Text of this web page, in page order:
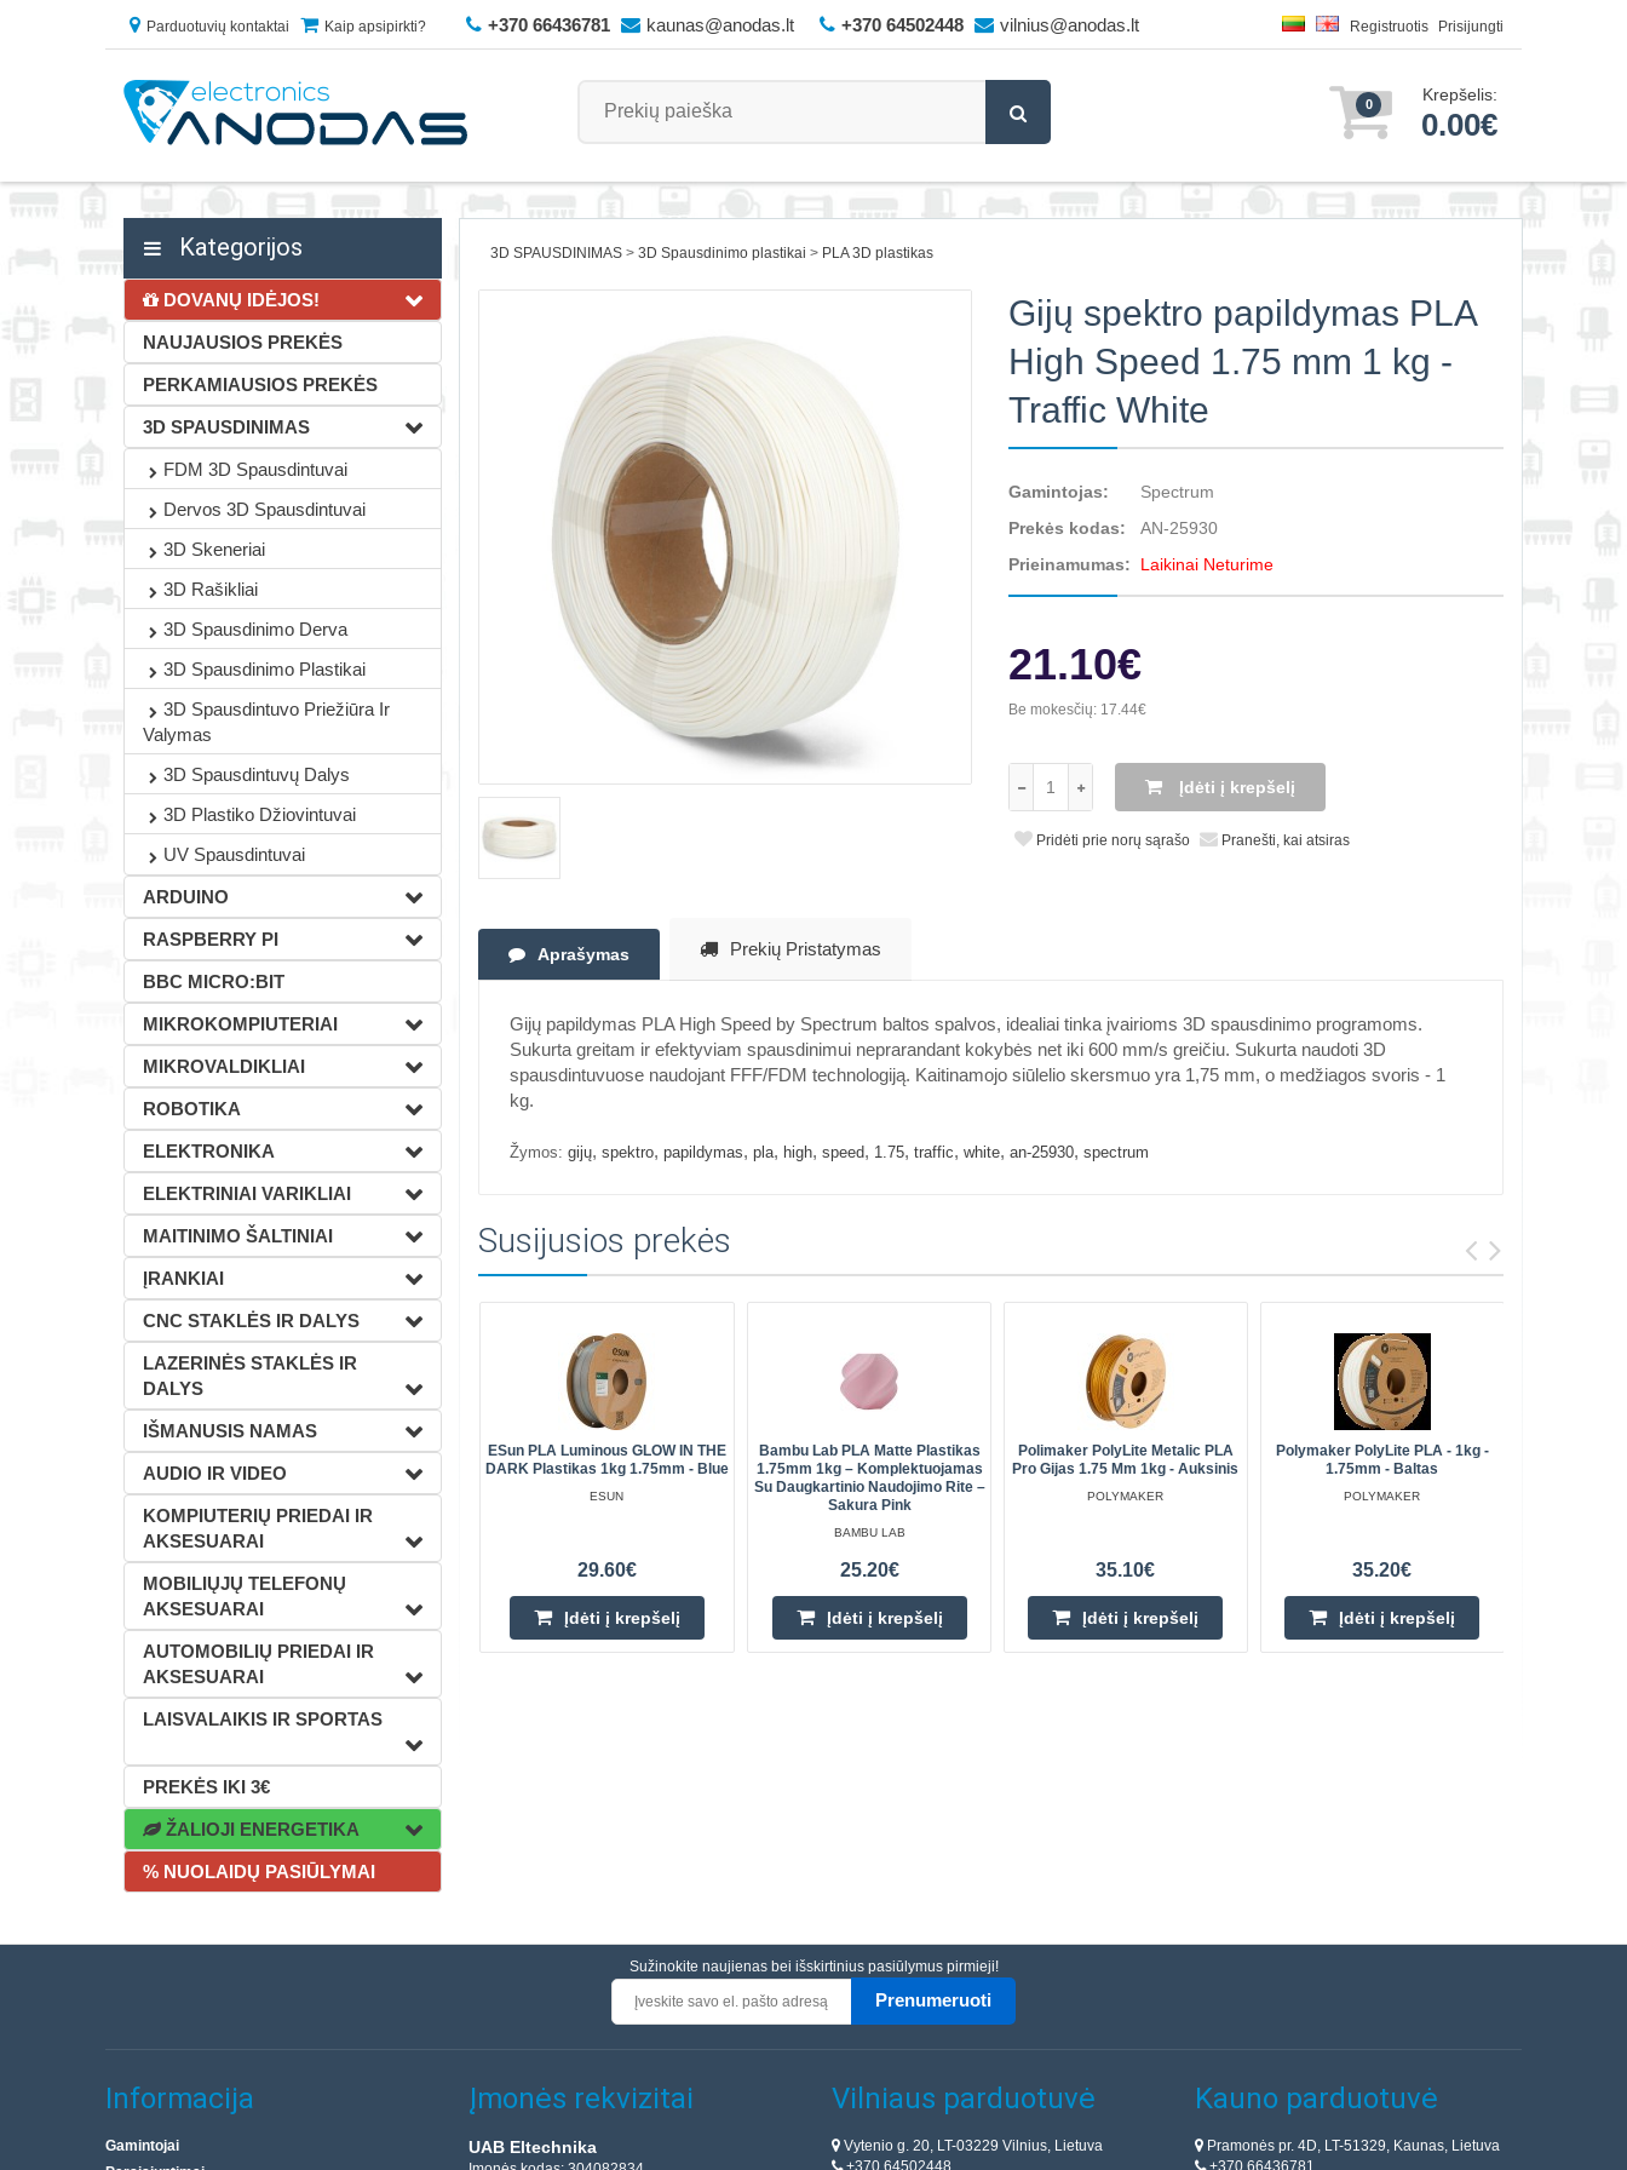
Parduotuvių kontaktai Kaip apsipirkti? +370 66436781 kaunas@anodas.lt +370 64502448 vilnius@anodas.lt Registruotis Prisijungti
0 Krepšelis:
0.00€
Kategorijos
DOVANŲ IDĖJOS!
NAUJAUSIOS PREKĖS
PERKAMIAUSIOS PREKĖS
3D SPAUSDINIMAS
FDM 3D Spausdintuvai
Dervos 3D Spausdintuvai
3D Skeneriai
3D Rašikliai
3D Spausdinimo Derva
3D Spausdinimo Plastikai
3D Spausdintuvo Priežiūra Ir
Valymas
3D Spausdintuvų Dalys
3D Plastiko Džiovintuvai
UV Spausdintuvai
ARDUINO
RASPBERRY PI
BBC MICRO:BIT
MIKROKOMPIUTERIAI
MIKROVALDIKLIAI
ROBOTIKA
ELEKTRONIKA
ELEKTRINIAI VARIKLIAI
MAITINIMO ŠALTINIAI
ĮRANKIAI
CNC STAKLĖS IR DALYS
LAZERINĖS STAKLĖS IR
DALYS
IŠMANUSIS NAMAS
AUDIO IR VIDEO
KOMPIUTERIŲ PRIEDAI IR
AKSESUARAI
MOBILIŲJŲ TELEFONŲ
AKSESUARAI
AUTOMOBILIŲ PRIEDAI IR
AKSESUARAI
LAISVALAIKIS IR SPORTAS
PREKĖS IKI 3€
ŽALIOJI ENERGETIKA
% NUOLAIDŲ PASIŪLYMAI
3D SPAUSDINIMAS 3D Spausdinimo plastikai PLA 3D plastikas
Gijų spektro papildymas PLA
High Speed 1.75 mm 1 kg -
Traffic White
Gamintojas:
Spectrum
Prekės kodas:
AN-25930
Prieinamumas:
Laikinai Neturime
21.10€
Be mokesčių: 17.44€
Įdėti į krepšelį
Pridėti prie norų sąrašo Pranešti, kai atsiras
Aprašymas Prekių Pristatymas
Gijų papildymas PLA High Speed by Spectrum baltos spalvos, idealiai tinka įvairioms 3D spausdinimo programoms.
Sukurta greitam ir efektyviam spausdinimui neprarandant kokybės net iki 600 mm/s greičiu. Sukurta naudoti 3D
spausdintuvuose naudojant FFF/FDM technologiją. Kaitinamojo siūlelio skersmuo yra 1,75 mm, o medžiagos svoris - 1
kg.
Žymos: gijų, spektro, papildymas, pla, high, speed, 1.75, traffic, white, an-25930, spectrum
Susijusios prekės
ESun PLA Luminous GLOW IN THE
DARK Plastikas 1kg 1.75mm - Blue
ESUN
29.60€
Įdėti į krepšelį
Bambu Lab PLA Matte Plastikas
1.75mm 1kg – Komplektuojamas
Su Daugkartinio Naudojimo Rite –
Sakura Pink
BAMBU LAB
25.20€
Įdėti į krepšelį
Polimaker PolyLite Metalic PLA
Pro Gijas 1.75 Mm 1kg - Auksinis
POLYMAKER
35.10€
Įdėti į krepšelį
Polymaker PolyLite PLA - 1kg -
1.75mm - Baltas
POLYMAKER
35.20€
Įdėti į krepšelį
Sužinokite naujienas bei išskirtinius pasiūlymus pirmieji!
Prenumeruoti
Informacija
Gamintojai
Įmonės rekvizitai
UAB Eltechnika
Vilniaus parduotuvė
Vytenio g. 20, LT-03229 Vilnius, Lietuva
Kauno parduotuvė
Pramonės pr. 4D, LT-51329, Kaunas, Lietuva